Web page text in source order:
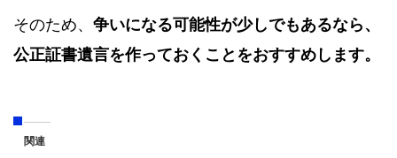
そのため、 争いになる可能性が少しでもあるなら、
公正証書遺言を作っておくことをおすすめします。
関連